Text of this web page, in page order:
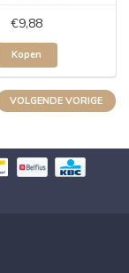
€9,88
Kopen
VOLGENDE VORIGE